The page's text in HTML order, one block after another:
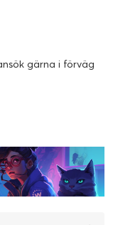
gärna i förväg